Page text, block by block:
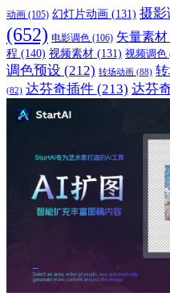
动画 (105) 幻灯片动画 (131) 摄影
(652) 电影调色 (106) 矢量素材
程 (140) 视频素材 (131) 视频调色
调色预设 (212) 转场动画 (88)
(82) 达芬奇插件 (213) 达芬